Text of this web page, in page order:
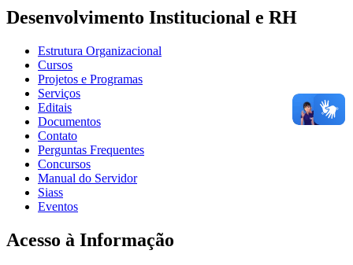
Desenvolvimento Institucional e RH
Estrutura Organizacional
Cursos
Projetos e Programas
Serviços
Editais
Documentos
Contato
Perguntas Frequentes
Concursos
Manual do Servidor
Siass
Eventos
Acesso à Informação